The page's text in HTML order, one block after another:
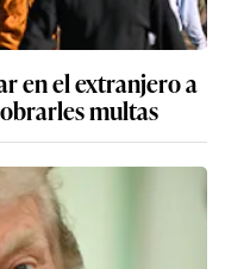
en el extranjero a
multas